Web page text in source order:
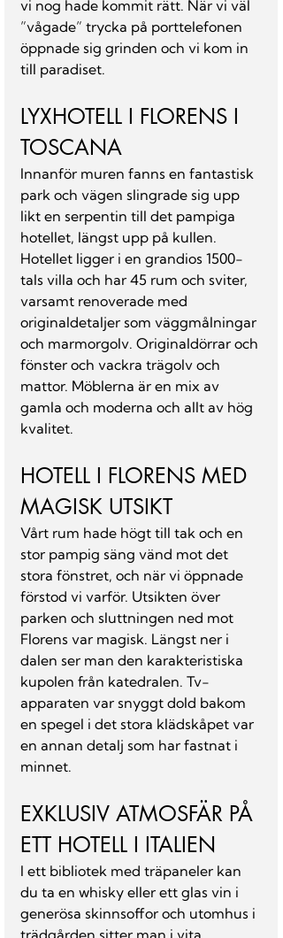
vi nog hade kommit rätt. När vi väl
”vågade” trycka på porttelefonen
öppnade sig grinden och vi kom in
till paradiset.
LYXHOTELL I FLORENS I
TOSCANA
Innanför muren fanns en fantastisk
park och vägen slingrade sig upp
likt en serpentin till det pampiga
hotellet, längst upp på kullen.
Hotellet ligger i en grandios 1500-
tals villa och har 45 rum och sviter,
varsamt renoverade med
originaldetaljer som väggmålningar
och marmorgolv. Originaldörrar och
fönster och vackra trägolv och
mattor. Möblerna är en mix av
gamla och moderna och allt av hög
kvalitet.
HOTELL I FLORENS MED
MAGISK UTSIKT
Vårt rum hade högt till tak och en
stor pampig säng vänd mot det
stora fönstret, och när vi öppnade
förstod vi varför. Utsikten över
parken och sluttningen ned mot
Florens var magisk. Längst ner i
dalen ser man den karakteristiska
kupolen från katedralen. Tv-
apparaten var snyggt dold bakom
en spegel i det stora klädskåpet var
en annan detalj som har fastnat i
minnet.
EXKLUSIV ATMOSFÄR PÅ
ETT HOTELL I ITALIEN
I ett bibliotek med träpaneler kan
du ta en whisky eller ett glas vin i
generösa skinnsoffor och utomhus i
trädgården sitter man i vita